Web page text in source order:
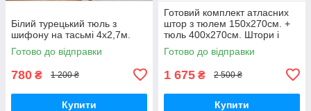
Білий турецький тюль з
шифону на тасьмі 4х2,7м.
Готово до відправки
780 ₴ 1 200 ₴
Купити
Готовий комплект атласних
штор з тюлем 150x270см. +
тюль 400x270см. Штори і
тюль в принт
Готово до відправки
1 675 ₴ 2 500 ₴
Купити